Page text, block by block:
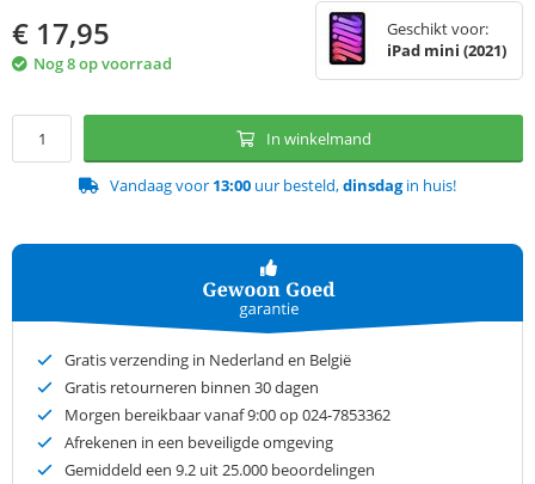
€ 17,95
Nog 8 op voorraad
Geschikt voor:
iPad mini (2021)
In winkelmand
Vandaag voor 13:00 uur besteld,dinsdagin huis!
Gratis verzending in Nederland en België
Gratis retourneren binnen 30 dagen
Morgen bereikbaar vanaf 9:00 op 024-7853362
Afrekenen in een beveiligde omgeving
Gemiddeld een 9.2 uit 25.000 beoordelingen